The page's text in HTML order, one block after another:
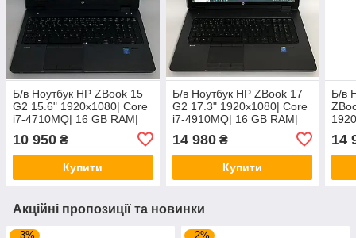
Б/в Ноутбук HP ZBook 15
G2 15.6" 1920x1080| Core
i7-4710MQ| 16 GB RAM|
K2100M 2GB
10 950 ₴
Купити
Б/в Ноутбук HP ZBook 17
G2 17.3" 1920x1080| Core
i7-4910MQ| 16 GB RAM|
K5100M 8GB
14 980₴
Купити
Б/в
GB
8GB
14
Акційні пропозиції та новинки
–3% –2%